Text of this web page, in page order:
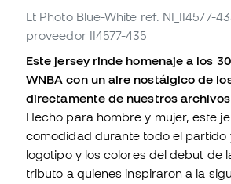
Lt Photo Blue-White ref. NI_II4577-
proveedor II4577-435
Este jersey rinde homenaje a los
WNBA con un aire nostálgico de
directamente de nuestros
Hecho para hombre y mujer, este
comodidad durante todo el partido
logotipo y los colores del debut de
tributo a quienes inspiraron a la